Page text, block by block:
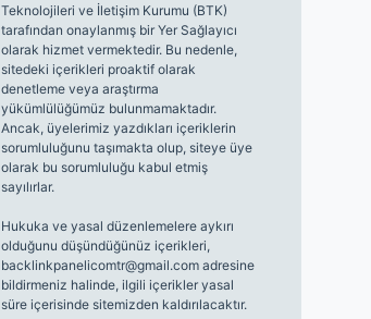
Teknolojileri ve İletişim Kurumu (BTK)
tarafından onaylanmış bir Yer Sağlayıcı
olarak hizmet vermektedir. Bu nedenle,
sitedeki içerikleri proaktif olarak
denetleme veya araştırma
yükümlülüğümüz bulunmamaktadır.
Ancak, üyelerimiz yazdıkları içeriklerin
sorumluluğunu taşımakta olup, siteye üye
olarak bu sorumluluğu kabul etmiş
sayılırlar.
Hukuka ve yasal düzenlemelere aykırı
olduğunu düşündüğünüz içerikleri,
backlinkpanelicomtr@gmail.comadresine
bildirmeniz halinde, ilgili içerikler yasal
süre içerisinde sitemizden kaldırılacaktır.